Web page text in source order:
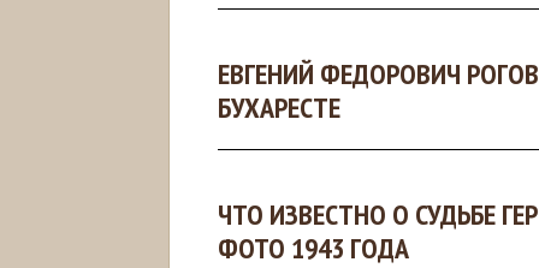
ЕВГЕНИЙ ФЕДОРОВИЧ
БУХАРЕСТЕ
ЧТО ИЗВЕСТНО О СУДЬБЕ
ФОТО 1943 ГОДА